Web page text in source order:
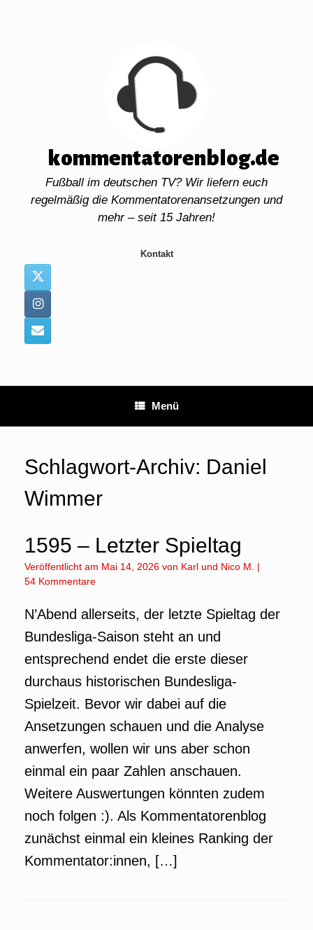
kommentatorenblog.de
Fußball im deutschen TV? Wir liefern euch
regelmäßig die Kommentatorenansetzungen und
mehr – seit 15 Jahren!
Kontakt
Menü
Schlagwort-Archiv: Daniel
Wimmer
1595 – Letzter Spieltag
Veröffentlicht am Mai 14, 2026 von Karl und Nico M.
|
54 Kommentare
N’Abend allerseits, der letzte Spieltag der
Bundesliga-Saison steht an und
entsprechend endet die erste dieser
durchaus historischen Bundesliga-
Spielzeit. Bevor wir dabei auf die
Ansetzungen schauen und die Analyse
anwerfen, wollen wir uns aber schon
einmal ein paar Zahlen anschauen.
Weitere Auswertungen könnten zudem
noch folgen :). Als Kommentatorenblog
zunächst einmal ein kleines Ranking der
Kommentator:innen, […]